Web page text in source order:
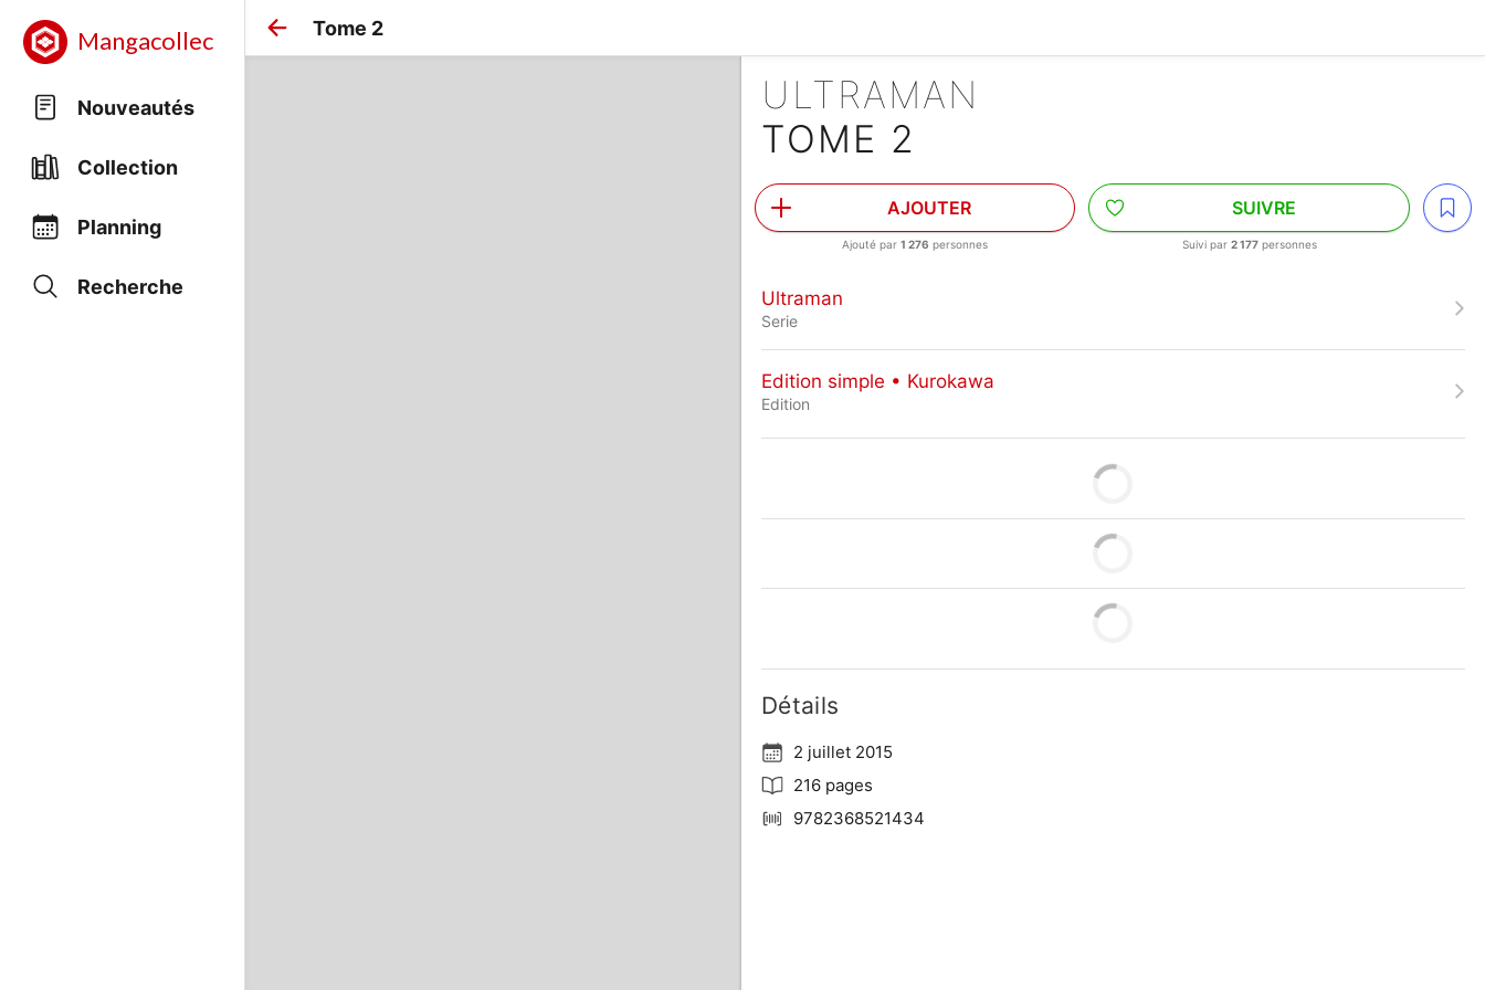
Mangacollec
Nouveautés
Collection
Planning
Recherche
Tome 2
ULTRAMAN
TOME 2
AJOUTER
Ajouté par1 276 personnes
SUIVRE
Suivi par 2 177personnes
Ultraman
Serie
Edition simple • Kurokawa
Edition
Détails
2 juillet 2015
216 pages
9782368521434